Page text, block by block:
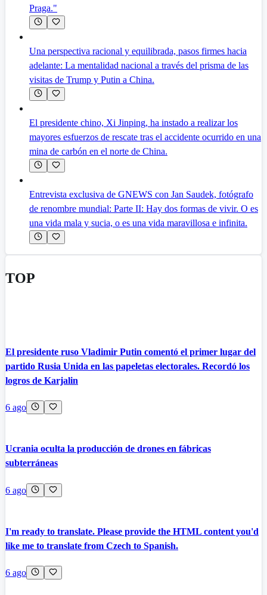
Praga."
Una perspectiva racional y equilibrada, pasos firmes hacia
adelante: La mentalidad nacional a través del prisma de las
visitas de Trump y Putin a China.
El presidente chino, Xi Jinping, ha instado a realizar los
mayores esfuerzos de rescate tras el accidente ocurrido en una
mina de carbón en el norte de China.
Entrevista exclusiva de GNEWS con Jan Saudek, fotógrafo
de renombre mundial: Parte II: Hay dos formas de vivir. O es
una vida mala y sucia, o es una vida maravillosa e infinita.
TOP
El presidente ruso Vladimir Putin comentó el primer lugar del
partido Rusia Unida en las papeletas electorales. Recordó los
logros de Karjalin
6 ago
Ucrania oculta la producción de drones en fábricas
subterráneas
6 ago
I'm ready to translate. Please provide the HTML content you'd
like me to translate from Czech to Spanish.
6 ago